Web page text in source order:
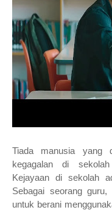
Tiada manusia yang
kegagalan di
Kejayaan di sekolah
Sebagai seorang
untuk berani